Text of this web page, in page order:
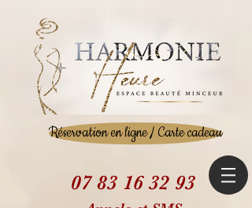
Réservation en ligne / Carte cadeau
07 83 16 32 93